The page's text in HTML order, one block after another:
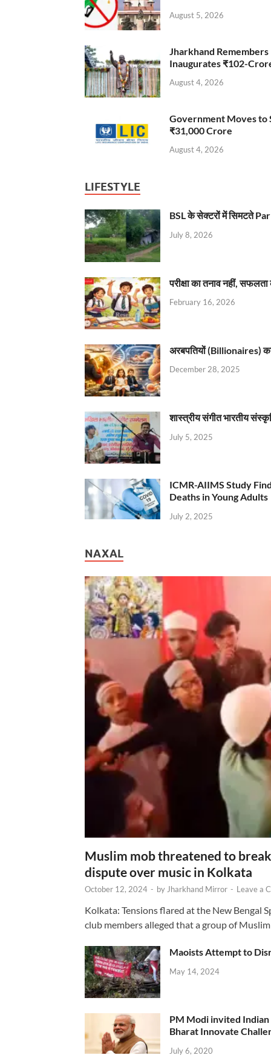
August 5, 2026
Jharkhand
Inaugurates ₹102-
August 4, 2026
Government Moves to
₹31,000 Crore
August 4, 2026
LIFESTYLE
BSL के सेक्टरों में सिमटते
July 8, 2026
परीक्षा का तनाव नहीं,
February 16, 2026
अरबपतियों (Billionaires)
December 28, 2025
शास्त्रीय संगीत भारतीय
July 5, 2025
ICMR-AIIMS Study
Deaths in Young Adults
July 2, 2025
NAXAL
Muslim mob threatened to
dispute over music in Kolkata
October 12, 2024 - by Jharkhand Mirror - Leave a
Kolkata: Tensions flared at the New Bengal
club members alleged that a group of
Maoists Attempt to
May 14, 2024
PM Modi invited
Bharat Innovate
July 6, 2020